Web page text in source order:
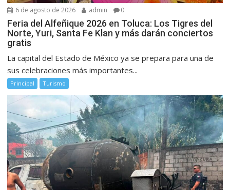
6 de agosto de 2026 admin 0
Feria del Alfeñique 2026 en Toluca: Los Tigres del
Norte, Yuri, Santa Fe Klan y más darán conciertos
gratis
La capital del Estado de México ya se prepara para una de
sus celebraciones más importantes...
Principal Turismo